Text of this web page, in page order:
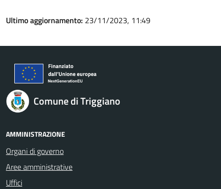
Ultimo aggiornamento: 23/11/2023, 11:49
Comune di Triggiano
AMMINISTRAZIONE
Organi di governo
Aree amministrative
Uffici